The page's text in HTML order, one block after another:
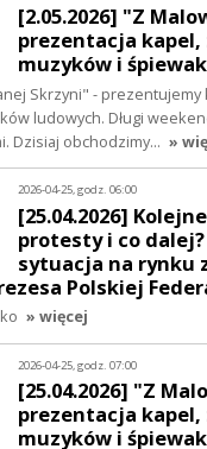
[2.05.2026] "Z
prezentacja kapel,
muzyków i
Skrzyni" - prezentujemy
ludowych. Długi
Dzisiaj obchodzimy… »
2026-04-25, godz. 06:00
[25.04.2026]
protesty i co
sytuacja na rynku
Polskiej
» więcej
2026-04-25, godz. 07:00
[25.04.2026] "Z
prezentacja kapel,
muzyków i